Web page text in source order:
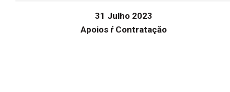
31 Julho 2023
Apoios ŕ Contrataçăo